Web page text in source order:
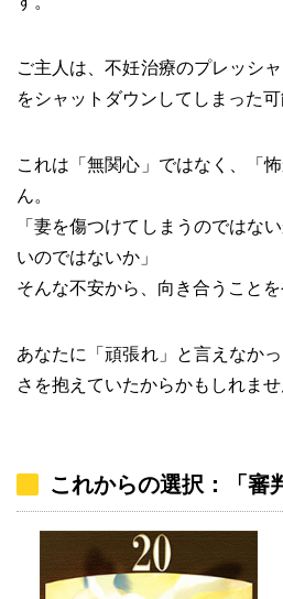
ご主人は、不妊治療のプレッシ
をシャットダウンしてしまった可
これは「無関心」ではなく、「
ん。
「妻を傷つけてしまうのではな
いのではないか」
そんな不安から、向き合うこと
あなたに「頑張れ」と言えなか
さを抱えていたからかもしれませ
これからの選択：「審